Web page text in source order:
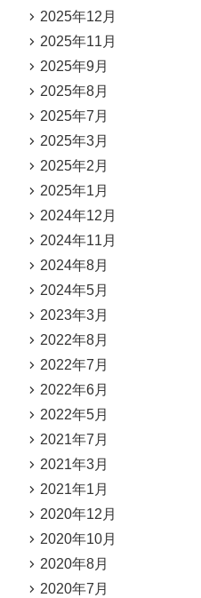
2025年12月
2025年11月
2025年9月
2025年8月
2025年7月
2025年3月
2025年2月
2025年1月
2024年12月
2024年11月
2024年8月
2024年5月
2023年3月
2022年8月
2022年7月
2022年6月
2022年5月
2021年7月
2021年3月
2021年1月
2020年12月
2020年10月
2020年8月
2020年7月